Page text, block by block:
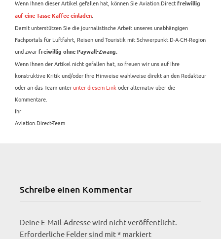
Wenn Ihnen dieser Artikel gefallen hat, können Sie Aviation.Direct freiwillig
auf eine Tasse Kaffee einladen
Damit unterstützen Sie die journalistische Arbeit unseres unabhängigen
Fachportals für Luftfahrt, Reisen und Touristik mit Schwerpunkt D-A-CH-Region
und zwar freiwillig ohne Paywall-Zwang.
Wenn Ihnen der Artikel nicht gefallen hat, so freuen wir uns auf Ihre
konstruktive Kritik und/oder Ihre Hinweise wahlweise direkt an den Redakteur
oder an das Team unterunter diesem Link oder alternativ über die
Kommentare.
Ihr
Aviation.Direct-Team
Schreibe einen Kommentar
Deine E-Mail-Adresse wird nicht veröffentlicht.
Erforderliche Felder sind mit* markiert